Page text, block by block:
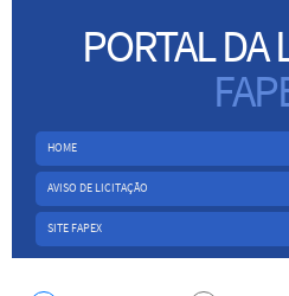
PORTAL DA
HOME
AVISO DE LICITAÇÃO
SITE FAPEX